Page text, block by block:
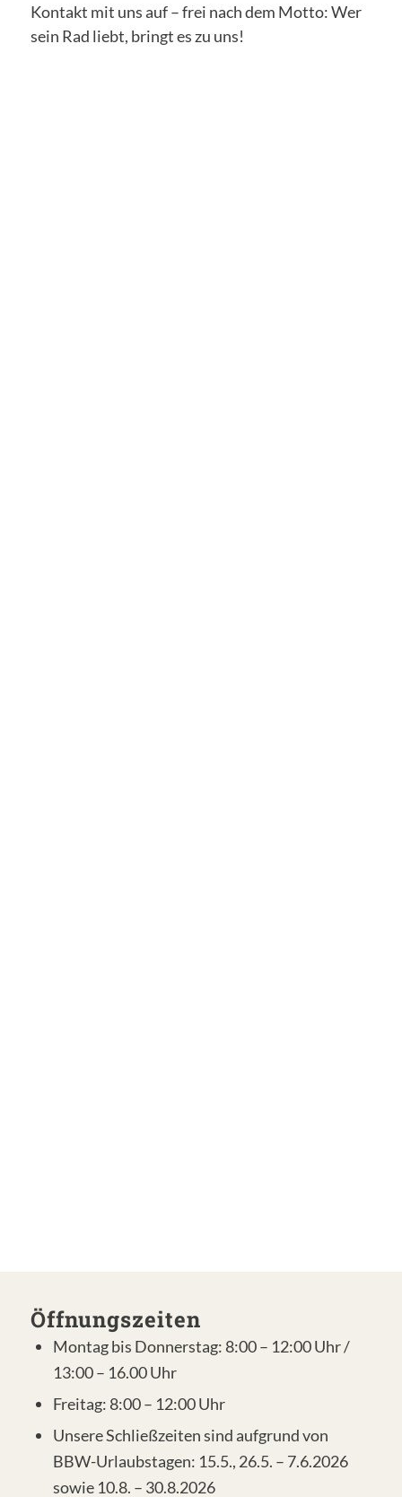
Kontakt mit uns auf – frei nach dem Motto: Wer
sein Rad liebt, bringt es zu uns!
Öffnungszeiten
Montag bis Donnerstag: 8:00 – 12:00 Uhr /
13:00 – 16.00 Uhr
Freitag: 8:00 – 12:00 Uhr
Unsere Schließzeiten sind aufgrund von
BBW-Urlaubstagen: 15.5., 26.5. – 7.6.2026
sowie 10.8. – 30.8.2026